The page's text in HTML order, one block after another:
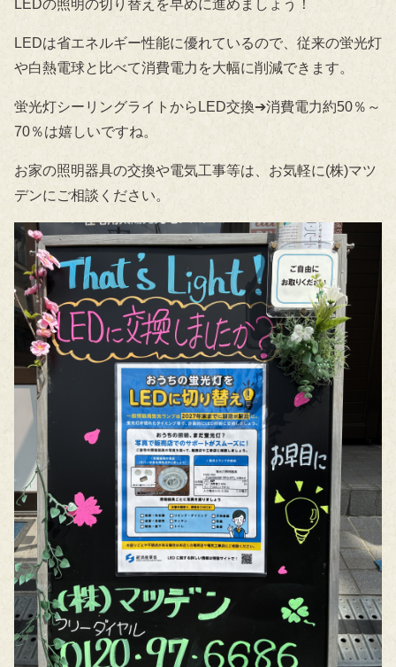
LEDの照明の切り替えを早めに進めましょう！
LEDは省エネルギー性能に優れているので、従来の蛍光灯
や白熱電球と比べて消費電力を大幅に削減できます。
蛍光灯シーリングライトからLED交換➔消費電力約50％～
70％は嬉しいですね。
お家の照明器具の交換や電気工事等は、お気軽に(株)マツ
デンにご相談ください。